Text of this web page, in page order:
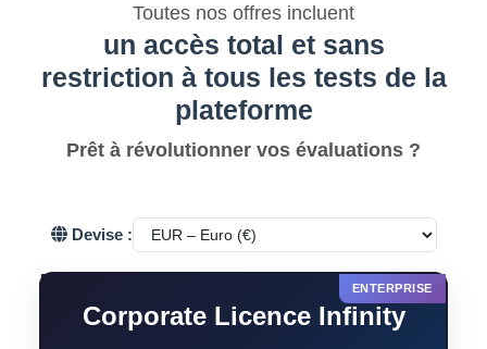
Toutes nos offres incluent
un accès total et sans
restriction à tous les tests de la
plateforme
Prêt à révolutionner vos évaluations ?
Devise :
Corporate Licence Infinity